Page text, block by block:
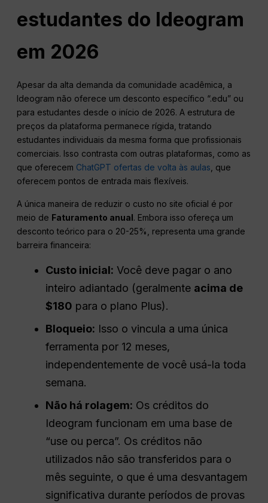
estudantes do Ideogram
em 2026
Apesar da alta demanda da comunidade acadêmica, a
Ideogram não oferece um desconto específico “.edu” ou
para estudantes desde o início de 2026. A estrutura de
preços da plataforma permanece rígida, tratando
estudantes individuais da mesma forma que profissionais
comerciais. Isso contrasta com outras plataformas, como as
que oferecem ChatGPT ofertas de volta às aulas , que
oferecem pontos de entrada mais flexíveis.
A única maneira de reduzir o custo no site oficial é por
meio de Faturamento anual. Embora isso ofereça um
desconto teórico para o 20-25%, representa uma grande
barreira financeira:
Custo inicial: Você deve pagar o ano
inteiro adiantado (geralmente acima de
$180 para o plano Plus).
Bloqueio: Isso o vincula a uma única
ferramenta por 12 meses,
independentemente de você usá-la toda
semana.
Não há rolagem: Os créditos do
Ideogram funcionam em uma base de
“use ou perca”. Os créditos não
utilizados não são transferidos para o
mês seguinte, o que é uma desvantagem
significativa durante períodos de provas